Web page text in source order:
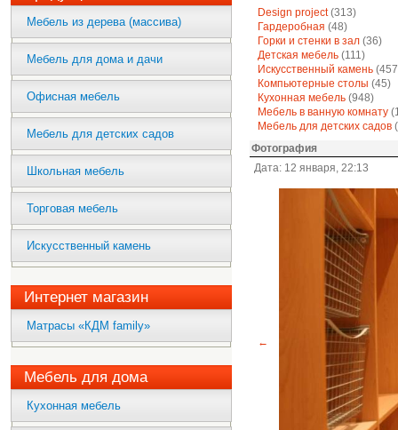
Мебель из дерева (массива)
Мебель для дома и дачи
Офисная мебель
Мебель для детских садов
Школьная мебель
Торговая мебель
Искусственный камень
Интернет магазин
Матрасы «КДМ family»
Мебель для дома
Кухонная мебель
Design project(313)
Гардеробная (48)
Горки и стенки в зал (36)
Детская мебель (111)
Искусственный камень
Компьютерные столы (45)
Кухонная мебель (948)
Мебель в ванную комнату
Мебель для детских садов
Фотография
Дата: 12 января, 22:13
←